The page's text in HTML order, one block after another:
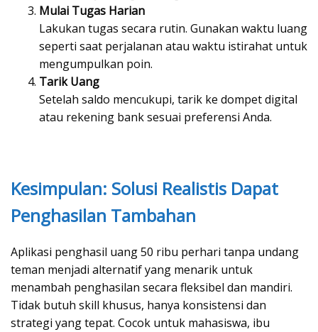
Mulai Tugas Harian
Lakukan tugas secara rutin. Gunakan waktu luang
seperti saat perjalanan atau waktu istirahat untuk
mengumpulkan poin.
Tarik Uang
Setelah saldo mencukupi, tarik ke dompet digital
atau rekening bank sesuai preferensi Anda.
Kesimpulan: Solusi Realistis Dapat
Penghasilan Tambahan
Aplikasi penghasil uang 50 ribu perhari tanpa undang
teman menjadi alternatif yang menarik untuk
menambah penghasilan secara fleksibel dan mandiri.
Tidak butuh skill khusus, hanya konsistensi dan
strategi yang tepat. Cocok untuk mahasiswa, ibu